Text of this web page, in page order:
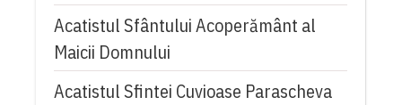
Acatistul Sfântului Acoperământ al
Maicii Domnului
Acatistul Sfintei Cuvioase Parascheva